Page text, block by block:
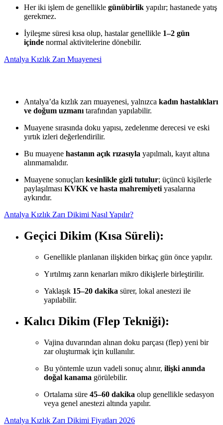
Her iki işlem de genellikle günübirlik yapılır; hastanede yatış
gerekmez.
İyileşme süresi kısa olup, hastalar genellikle 1–2 gün
içinde normal aktivitelerine dönebilir.
Antalya Kızlık Zarı Muayenesi
Antalya’da kızlık zarı muayenesi, yalnızca kadın hastalıkları
ve doğum uzmanı tarafından yapılabilir.
Muayene sırasında doku yapısı, zedelenme derecesi ve eski
yırtık izleri değerlendirilir.
Bu muayene hastanın açık rızasıyla yapılmalı, kayıt altına
alınmamalıdır.
Muayene sonuçları kesinlikle gizli tutulur; üçüncü kişilerle
paylaşılması KVKK ve hasta mahremiyeti yasalarına
aykırıdır.
Antalya Kızlık Zarı Dikimi Nasıl Yapılır?
Geçici Dikim (Kısa Süreli):
Genellikle planlanan ilişkiden birkaç gün önce yapılır.
Yırtılmış zarın kenarları mikro dikişlerle birleştirilir.
Yaklaşık 15–20 dakika sürer, lokal anestezi ile
yapılabilir.
Kalıcı Dikim (Flep Tekniği):
Vajina duvarından alınan doku parçası (flep) yeni bir
zar oluşturmak için kullanılır.
Bu yöntemle uzun vadeli sonuç alınır, ilişki anında
doğal kanama görülebilir.
Ortalama süre 45–60 dakika olup genellikle sedasyon
veya genel anestezi altında yapılır.
Antalya Kızlık Zarı Dikimi Fiyatları 2026